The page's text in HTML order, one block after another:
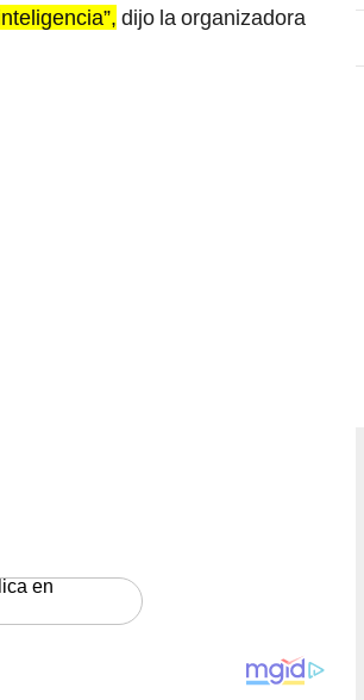
dijo la organizadora
en